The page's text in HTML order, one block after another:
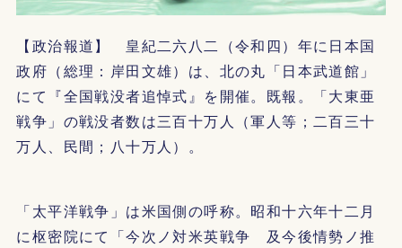
【政治報道】 皇紀二六八二（令和四）年に日本国
政府（総理：岸田文雄）は、北の丸「日本武道館」
にて『全国戦没者追悼式』を開催。既報。「大東亜
戦争」の戦没者数は三百十万人（軍人等；二百三十
万人、民間；八十万人）。
「太平洋戦争」は米国側の呼称。昭和十六年十二月
に枢密院にて「今次ノ対米英戦争 及今後情勢ノ推